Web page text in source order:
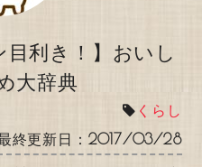
目利き！】おいし
大辞典
くらし
終更新日： 2017/03/28